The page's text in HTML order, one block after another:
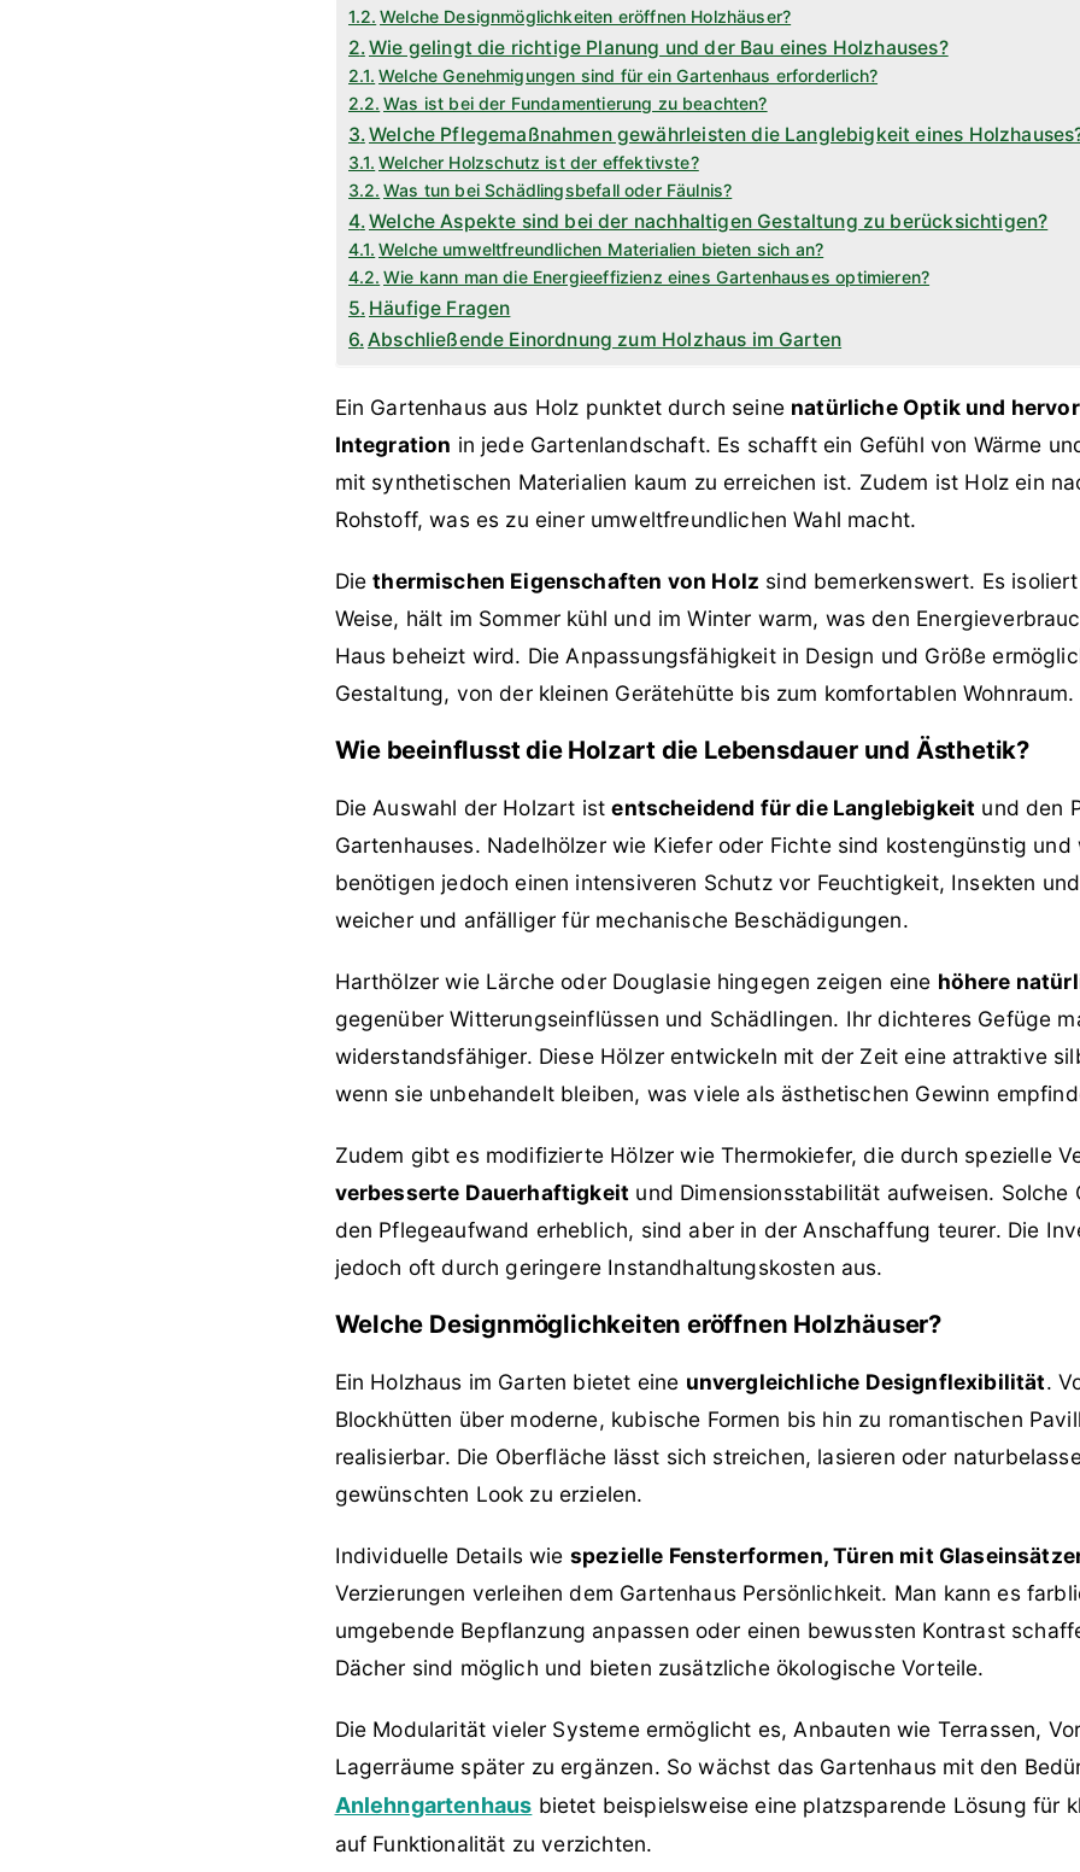
Welche Designmöglichkeiten eröffnen Holzhäuser?
Wie gelingt die richtige Planung und der Bau eines Holzhauses?
Welche Genehmigungen sind für ein Gartenhaus erforderlich?
Was ist bei der Fundamentierung zu beachten?
Welche Pflegemaßnahmen gewährleisten die Langlebigkeit eines
Welcher Holzschutz ist der effektivste?
Was tun bei Schädlingsbefall oder Fäulnis?
Welche Aspekte sind bei der nachhaltigen Gestaltung zu berücksichtigen?
Welche umweltfreundlichen Materialien bieten sich an?
Wie kann man die Energieeffizienz eines Gartenhauses optimieren?
Häufige Fragen
Abschließende Einordnung zum Holzhaus im Garten
Ein Gartenhaus aus Holz punktet durch seine natürliche Optik und
Integration in jede Gartenlandschaft. Es schafft ein Gefühl von Wärme
mit synthetischen Materialien kaum zu erreichen ist. Zudem ist Holz ein
Rohstoff, was es zu einer umweltfreundlichen Wahl macht.
Diethermischen Eigenschaften von Holz sind bemerkenswert. Es
Weise, hält im Sommer kühl und im Winter warm, was den
Haus beheizt wird. Die Anpassungsfähigkeit in Design und Größe
Gestaltung, von der kleinen Gerätehütte bis zum komfortablen Wohnraum.
Wie beeinflusst die Holzart die Lebensdauer und Ästhetik?
Die Auswahl der Holzart istentscheidend für die Langlebigkeit und den
Gartenhauses. Nadelhölzer wie Kiefer oder Fichte sind kostengünstig
benötigen jedoch einen intensiveren Schutz vor Feuchtigkeit, Insekten
weicher und anfälliger für mechanische Beschädigungen.
Harthölzer wie Lärche oder Douglasie hingegen zeigen eine höhere
gegenüber Witterungseinflüssen und Schädlingen. Ihr dichteres Gefüge
widerstandsfähiger. Diese Hölzer entwickeln mit der Zeit eine attraktive
wenn sie unbehandelt bleiben, was viele als ästhetischen Gewinn
Zudem gibt es modifizierte Hölzer wie Thermokiefer, die durch spezielle
verbesserte Dauerhaftigkeit und Dimensionsstabilität aufweisen. Solche
den Pflegeaufwand erheblich, sind aber in der Anschaffung teurer. Die
jedoch oft durch geringere Instandhaltungskosten aus.
Welche Designmöglichkeiten eröffnen Holzhäuser?
Ein Holzhaus im Garten bietet eine unvergleichliche Designflexibilität.
Blockhütten über moderne, kubische Formen bis hin zu romantischen
realisierbar. Die Oberfläche lässt sich streichen, lasieren oder
gewünschten Look zu erzielen.
Individuelle Details wie spezielle Fensterformen, Türen mit
Verzierungen verleihen dem Gartenhaus Persönlichkeit. Man kann es
umgebende Bepflanzung anpassen oder einen bewussten Kontrast
Dächer sind möglich und bieten zusätzliche ökologische Vorteile.
Die Modularität vieler Systeme ermöglicht es, Anbauten wie Terrassen,
Lagerräume später zu ergänzen. So wächst das Gartenhaus mit den
Anlehngartenhaus bietet beispielsweise eine platzsparende Lösung für
auf Funktionalität zu verzichten.